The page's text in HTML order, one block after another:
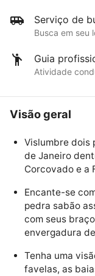
Serviço de
Busca em seu
Guia
Atividade
Visão geral
Vislumbre dois
de Janeiro
Corcovado e a
Encante-se
pedra sabão
com seus
envergadura
Tenha uma
favelas, as